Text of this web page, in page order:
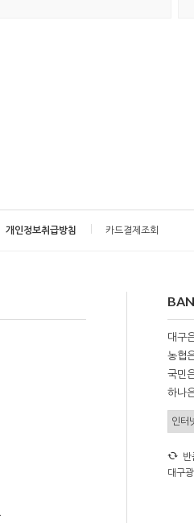
개인정보취급방침 카드결제조회
대구
농협
국민
하나
반
대구